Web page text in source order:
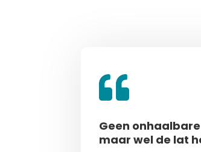
Geen
maar wel de lat